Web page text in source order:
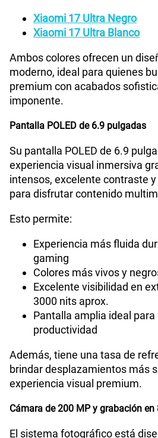
Xiaomi 17 Ultra Negro
Xiaomi 17 Ultra Blanco
Ambos colores ofrecen un
moderno, ideal para quienes
premium con acabados
imponente.
Pantalla POLED de 6.9 pulgadas
Su pantalla POLED de 6.9
experiencia visual inmersiva
intensos, excelente contraste
para disfrutar contenido
Esto permite:
Experiencia más fluida
gaming
Colores más vivos y
Excelente visibilidad en
3000 nits aprox.
Pantalla amplia ideal
productividad
Además, tiene una tasa de
brindar desplazamientos más
experiencia visual premium.
Cámara de 200 MP y grabación en
El sistema fotográfico está